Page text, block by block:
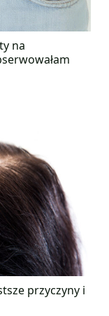
na
przyczyny i